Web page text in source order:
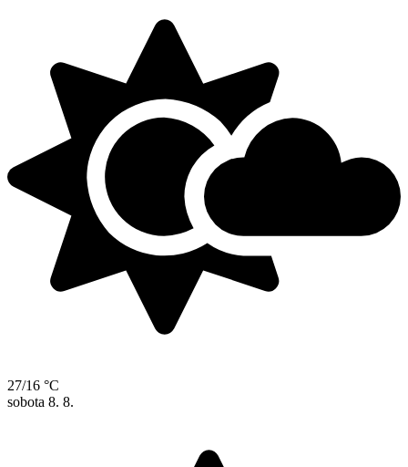
27/16 °C
sobota 8. 8.